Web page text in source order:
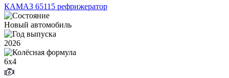
КАМАЗ 65115 рефрижератор
Новый автомобиль
2026
6х4